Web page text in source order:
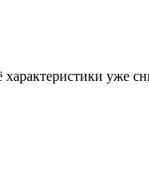
уже